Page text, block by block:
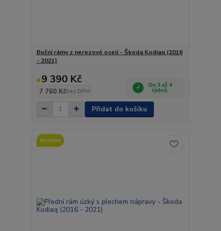
Boční rámy z nerezové oceli - Škoda Kodiaq (2016
- 2021)
9 390 Kč
7 760 Kčbez DPH
Do 3 až 4
týdnů.
Přidat do košíku
Novinka